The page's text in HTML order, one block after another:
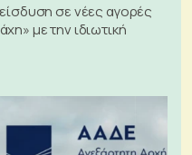
σε νέες αγορές
με την ιδιωτική